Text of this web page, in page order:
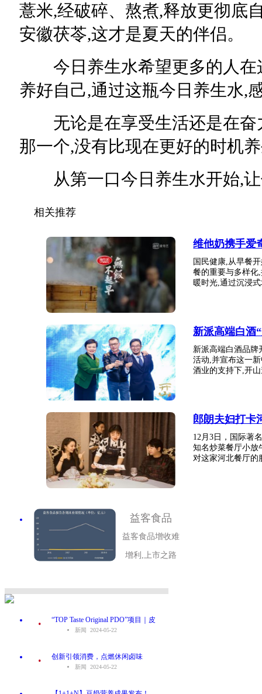
薏米,经破碎、熬煮,释放更彻底
安徽茯苓,这才是夏天的伴侣。
今日养生水希望更多的人在
养好自己,通过这瓶今日养生水,
无论是在享受生活还是在奋
那一个,没有比现在更好的时机
从第一口今日养生水开始,让
相关推荐
维他奶携手爱
国民健康,从早餐
餐的重要与多样化
暖时光,通过沉浸
新派高端白酒
新派高端白酒品牌
活动,并宣布这一
酒业的支持下,开
郎朗夫妇打卡
12月3日，国际著
知名炒菜餐厅小放
对这家河北餐厅的
益客食品
益客食品增收难
增利,上市之路
. “TOP Taste Original PDO”项目｜皮
新闻 2024-05-22
. 创新引领消费，点燃休闲卤味
新闻 2024-05-22